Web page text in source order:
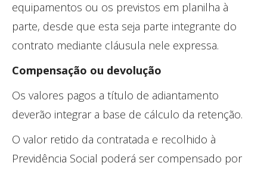
equipamentos ou os previstos em planilha à
parte, desde que esta seja parte integrante do
contrato mediante cláusula nele expressa.
Compensação ou devolução
Os valores pagos a título de adiantamento
deverão integrar a base de cálculo da retenção.
O valor retido da contratada e recolhido à
Previdência Social poderá ser compensado por